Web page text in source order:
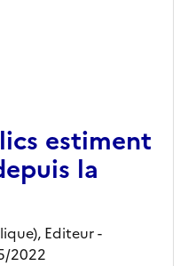
estiment
la
Editeur-
2022